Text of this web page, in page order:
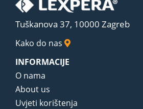
Tuškanova 37, 10000 Zagreb
Kako do nas
INFORMACIJE
O nama
About us
Uvjeti korištenja